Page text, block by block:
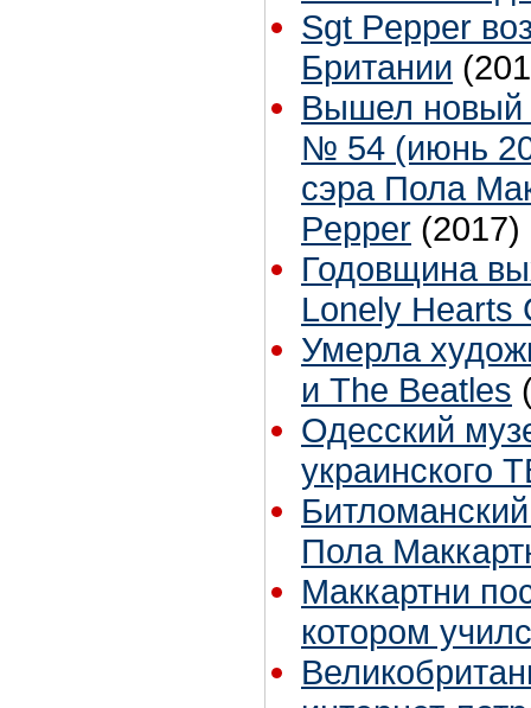
Sgt Pepper
Британии
Вышел новый
№ 54 (июнь
сэра Пола
Pepper (2017)
Годовщина
Lonely Hearts
Умерла
и The Beatles
Одесский
украинского
Пола
Маккартни
котором